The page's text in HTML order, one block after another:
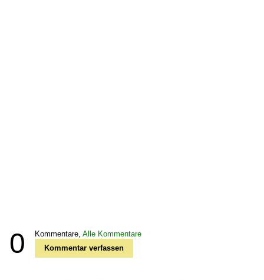
0 Kommentare, Alle Kommentare
Kommentar verfassen